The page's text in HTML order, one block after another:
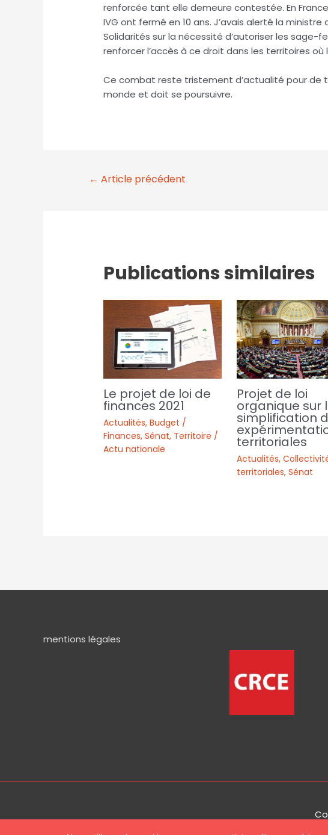
renforcée tant elle demeure contestée. En
IVG ont fermé en 10 ans. J’avais alerté la
Solidarités sur la nécessité d’autoriser les sage-
renforcer l’accès à ce droit dans les territoires
Ce combat reste tristement d’actualité pour de
monde et doit se poursuivre.
← Article précédent
Publications similaires
Le projet de loi de
finances 2021
Actualités,Budget /
Finances,Sénat, Territoire /
Actu nationale
Projet de loi
organique sur
simplification
territoriales
Actualités,
territoriales, Sénat
mentions légales